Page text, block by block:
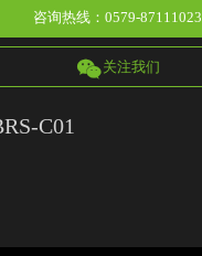
咨询热线： 0579-87111023
关注我们
C01